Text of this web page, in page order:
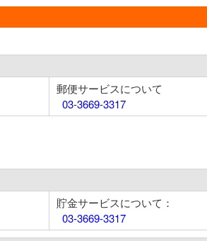
郵便サービスについて
03-3669-3317
貯金サービスについて：
03-3669-3317